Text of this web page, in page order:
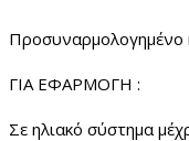
Προσυναρμολογημένο
ΓΙΑ ΕΦΑΡΜΟΓΗ :
Σε ηλιακό σύστημα